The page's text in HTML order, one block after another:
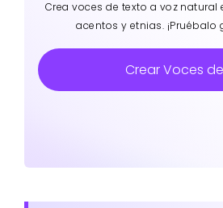
Crea voces de texto a voz
acentos y etnias. ¡Pruébalo
Crear Voces